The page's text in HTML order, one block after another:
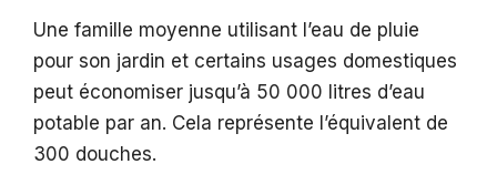
Une famille moyenne utilisant l’eau de pluie
pour son jardin et certains usages domestiques
peut économiser jusqu’à 50 000 litres d’eau
potable par an. Cela représente l’équivalent de
300 douches.